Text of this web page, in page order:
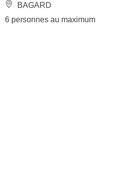
BAGARD
6 personnes au maximum